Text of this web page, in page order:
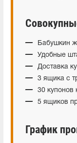
Бабушкин
Удобные
Доставка
3 ящика с
30 купонов
5 ящиков
График